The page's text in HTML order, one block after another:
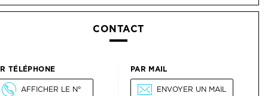
CONTACT
TÉLÉPHONE
AFFICHER LE N°
PAR MAIL
ENVOYER UN MAIL